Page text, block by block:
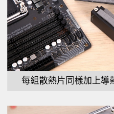
每組散熱片同樣加上導